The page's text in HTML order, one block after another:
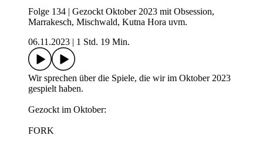
Folge 134 | Gezockt Oktober 2023 mit Obsession,
Marrakesch, Mischwald, Kutna Hora uvm.
06.11.2023
1 Std. 19 Min.
Wir sprechen über die Spiele, die wir im Oktober 2023
gespielt haben.
Gezockt im Oktober:
FORK